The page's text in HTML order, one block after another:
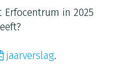
in 2025
jaarverslag.